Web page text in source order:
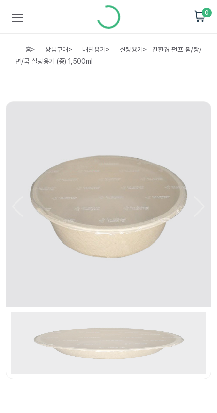
0
홈> 상품구매> 배달용기 > 실링용기 >
친환경 펄프 찜/탕/
면/국 실링용기 (중) 1,500ml